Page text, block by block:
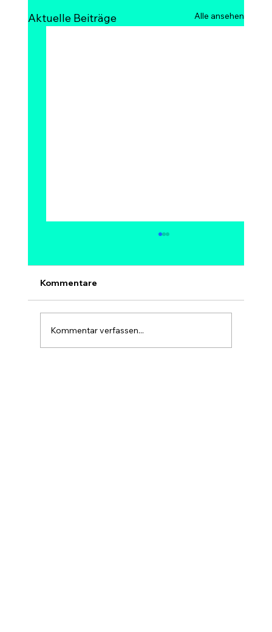
Aktuelle Beiträge Alle ansehen
Ja, 1 Million Dollar pro Bitcoin ist
und kein kurzfristiges Ziel. Bei 1 Mio. USD
hätte Bitcoin eine Marktkapitalisierung von
Kommentare
Kommentar verfassen...